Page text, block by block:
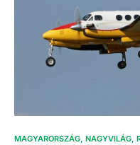
MAGYARORSZÁG NAGYVILÁG